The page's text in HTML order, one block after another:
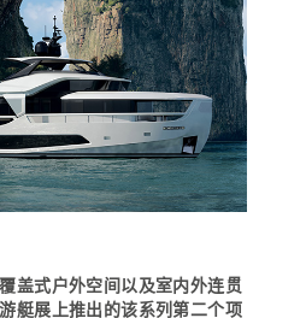
盖式户外空间以及室内外连贯
艇展上推出的该系列第二个项